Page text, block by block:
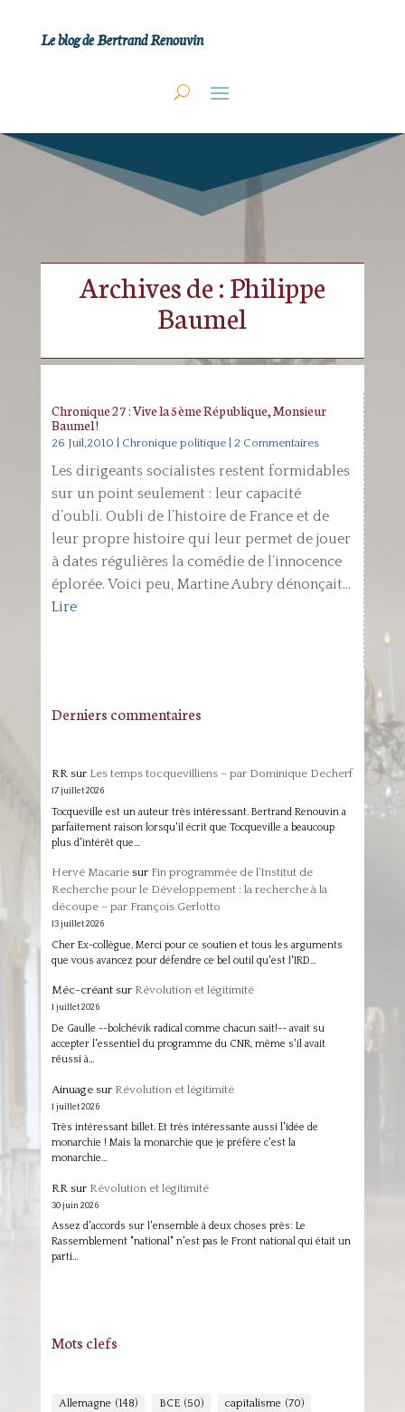
Le blog de Bertrand Renouvin
Archives de : Philippe
Baumel
Chronique 27 : Vive la 5ème République, Monsieur
Baumel !
26 Juil,2010 Chronique politique| 2 Commentaires
Les dirigeants socialistes restent formidables
sur un point seulement : leur capacité
d’oubli. Oubli de l’histoire de France et de
leur propre histoire qui leur permet de jouer
à dates régulières la comédie de l’innocence
éplorée. Voici peu, Martine Aubry dénonçait...
Lire
Derniers commentaires
RRsur Les temps tocquevilliens – par Dominique Decherf
17 juillet 2026
Tocqueville est un auteur très intéressant. Bertrand Renouvin a
parfaitement raison lorsqu'il écrit que Tocqueville a beaucoup
plus d'intérêt que…
Hervé Macariesur Fin programmée de l’Institut de
Recherche pour le Développement : la recherche à la
découpe – par François Gerlotto
13 juillet 2026
Cher Ex-collègue, Merci pour ce soutien et tous les arguments
que vous avancez pour défendre ce bel outil qu'est l'IRD…
Méc-créantsur Révolution et légitimité
1 juillet 2026
De Gaulle --bolchévik radical comme chacun sait!-- avait su
accepter l'essentiel du programme du CNR, même s'il avait
réussi à…
Ainuagesur Révolution et légitimité
1 juillet 2026
Très intéressant billet. Et très intéressante aussi l'idée de
monarchie ! Mais la monarchie que je préfère c'est la
monarchie…
RR sur Révolution et légitimité
30 juin 2026
Assez d'accords sur l'ensemble à deux choses près: Le
Rassemblement "national" n'est pas le Front national qui était un
parti…
Mots clefs
Allemagne (148) BCE (50) capitalisme (70)